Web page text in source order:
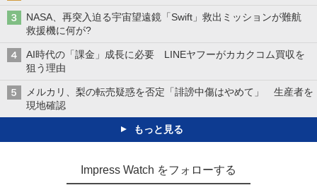
NASA、再突入迫る宇宙望遠鏡「Swift」救出ミッションが難航
救援機に何が?
AI時代の「課金」成長に必要 LINEヤフーがカカクコム買収を
狙う理由
メルカリ、梨の転売疑惑を否定「誹謗中傷はやめて」 生産者を
現地確認
もっと見る
Impress Watch をフォローする